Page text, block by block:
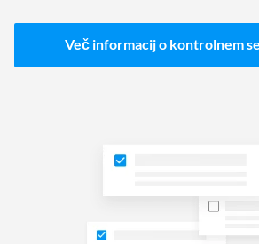
Več informacij o kontrolnem